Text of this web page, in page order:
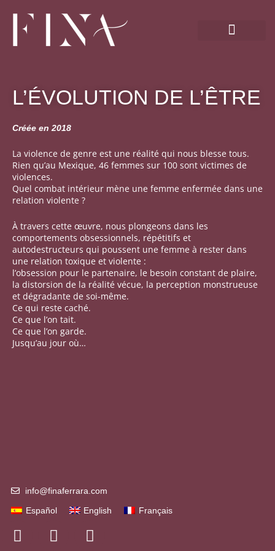
contenu
L’ÉVOLUTION DE L’ÊTRE
Créée en 2018
La violence de genre est une réalité qui nous blesse tous.
Rien qu’au Mexique, 46 femmes sur 100 sont victimes de
violences.
Quel combat intérieur mène une femme enfermée dans une
relation violente ?
À travers cette œuvre, nous plongeons dans les
comportements obsessionnels, répétitifs et
autodestructeurs qui poussent une femme à rester dans
une relation toxique et violente :
l’obsession pour le partenaire, le besoin constant de plaire,
la distorsion de la réalité vécue, la perception monstrueuse
et dégradante de soi-même.
Ce qui reste caché.
Ce que l’on tait.
Ce que l’on garde.
Jusqu’au jour où…
info@finaferrara.com
Español English Français
I
n
L
i
Y
o